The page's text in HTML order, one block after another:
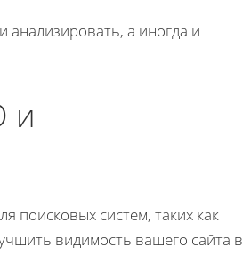
анализировать, а иногда и
и
поисковых систем, таких как
видимость вашего сайта в